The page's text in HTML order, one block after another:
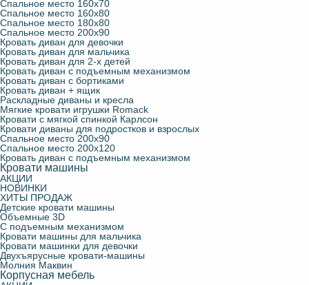
Спальное место 160х70
Спальное место 160х80
Спальное место 180х80
Спальное место 200х90
Кровать диван для девочки
Кровать диван для мальчика
Кровать диван для 2-х детей
Кровать диван с подъемным механизмом
Кровать диван с бортиками
Кровать диван + ящик
Раскладные диваны и кресла
Мягкие кровати игрушки Romack
Кровати с мягкой спинкой Карлсон
Кровати диваны для подростков и взрослых
Спальное место 200х90
Спальное место 200х120
Кровать диван с подъемным механизмом
Кровати машины
АКЦИИ
НОВИНКИ
ХИТЫ ПРОДАЖ
Детские кровати машины
Объемные 3D
С подъемным механизмом
Кровати машины для мальчика
Кровати машинки для девочки
Двухъярусные кровати-машины
Молния Маквин
Корпусная мебель